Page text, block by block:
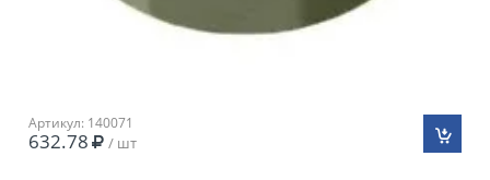
Артикул: 140071
632.78 / шт